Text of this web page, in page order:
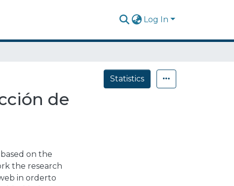
Log In
de
Statistics
on the
the research
in orderto